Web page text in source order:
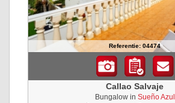
Referentie: 04474
Callao Salvaje
Bungalow in Sueño Azul